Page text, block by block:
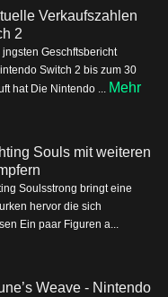
Verkaufszahlen
2
Geschftsbericht
Switch 2 bis zum 30
hat Die Nintendo ... Mehr
Souls mit weiteren
Soulsstrong bringt eine
hervor die sich
Ein paar Figuren a...
Weave - Nintendo